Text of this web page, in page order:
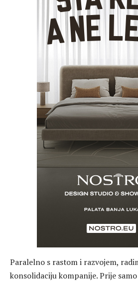
Paralelno s rastom i razvojem,
konsolidaciju kompanije. Prije